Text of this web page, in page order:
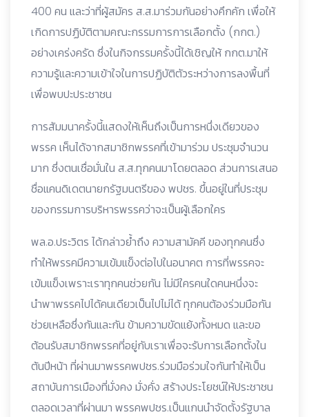
400 คน และว่าที่ผู้สมัคร ส.ส.มาร่วมกันอย่างคึกคัก เพื่อให้
เกิดการปฏิบัติตามคณะกรรมการการเลือกตั้ง (กกต.)
อย่างเคร่งครัด ซึ่งในกิจกรรมครั้งนี้ได้เชิญให้ กกต.มาให้
ความรู้และความเข้าใจในการปฏิบัติตัวระหว่างการลงพื้นที่
เพื่อพบปะประชาชน
การสัมมนาครั้งนี้แสดงให้เห็นถึงเป็นการหนึ่งเดียวของ
พรรค เห็นได้จากสมาชิกพรรคที่เข้ามาร่วม ประชุมจำนวน
มาก ซึ่งตนเชื่อมั่นใน ส.ส.ทุกคนมาโดยตลอด ส่วนการเสนอ
ชื่อแคนดิเดตนายกรัฐมนตรีของ พปชร. ขึ้นอยู่ในที่ประชุม
ของกรรมการบริหารพรรคว่าจะเป็นผู้เลือกใคร
พล.อ.ประวิตร ได้กล่าวย้ำถึง ความสามัคคี ของทุกคนซึ่ง
ทำให้พรรคมีความเข้มแข็งต่อไปในอนาคต การที่พรรคจะ
เข้มแข็งเพราะเราทุกคนช่วยกัน ไม่มีใครคนใดคนหนึ่งจะ
นำพาพรรคไปได้คนเดียวเป็นไปไม่ได้ ทุกคนต้องร่วมมือกัน
ช่วยเหลือซึ่งกันและกัน ข้ามความขัดแย้งทั้งหมด และขอ
ต้อนรับสมาชิกพรรคที่อยู่กับเราเพื่อจะรับการเลือกตั้งใน
ต้นปีหน้า ที่ผ่านมาพรรคพปชร.ร่วมมือร่วมใจกันทำให้เป็น
สถาบันการเมืองที่มั่งคง มั่งคั่ง สร้างประโยชน์ให้ประชาชน
ตลอดเวลาที่ผ่านมา พรรคพปชร.เป็นแกนนำจัดตั้งรัฐบาล